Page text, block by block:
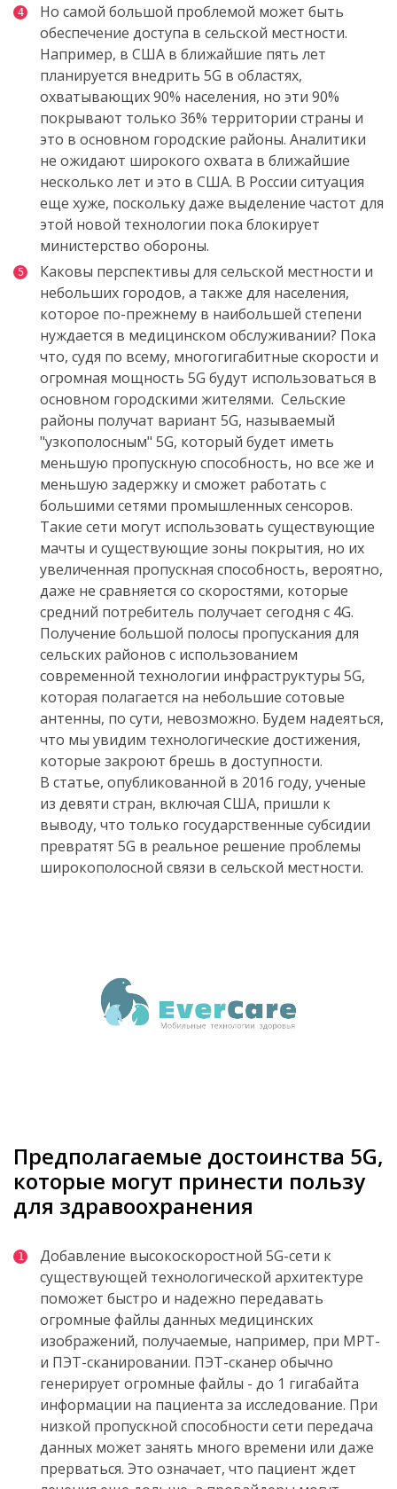
Но самой большой проблемой может быть
обеспечение доступа в сельской местности.
Например, в США в ближайшие пять лет
планируется внедрить 5G в областях,
охватывающих90% населения, но эти 90%
покрывают только 36% территории страны и
это в основном городские районы. Аналитики
не ожидают широкого охвата в ближайшие
несколько лет и это в США. В России ситуация
еще хуже, поскольку даже выделение частот для
этой новой технологии пока блокирует
министерство обороны.
Каковы перспективы для сельской местности и
небольших городов, а также для населения,
которое по-прежнему в наибольшей степени
нуждается в медицинском обслуживании? Пока
что, судя по всему, многогигабитные скорости и
огромная мощность 5G будут использоваться в
основном городскими жителями. Сельские
районы получат вариант 5G, называемый
"узкополосным" 5G, который будет иметь
меньшую пропускную способность, но все же и
меньшую задержку и сможет работать с
большими сетями промышленных сенсоров.
Такие сети могут использовать существующие
мачты и существующие зоны покрытия, но их
увеличенная пропускная способность, вероятно,
даже не сравняется со скоростями, которые
средний потребитель получает сегодня с 4G.
Получение большой полосы пропускания для
сельских районов с использованием
современной технологии инфраструктуры 5G,
которая полагается на небольшие сотовые
антенны, по сути, невозможно. Будем надеяться,
что мы увидим технологические достижения,
которые закроют брешь в доступности.
В статье, опубликованной в 2016 году, ученые
из девяти стран, включая США, пришли к
выводу, что только государственные субсидии
превратят 5G в реальное решение проблемы
широкополосной связи в сельской местности.
Предполагаемые достоинства 5G,
которые могут принести пользу
для здравоохранения
Добавление высокоскоростной 5G-сети к
существующей технологической архитектуре
поможет быстро и надежно передавать
огромные файлы данных медицинских
изображений, получаемые, например, при МРТ-
и ПЭТ-сканировании. ПЭТ-сканер обычно
генерирует огромные файлы - до 1 гигабайта
информации на пациента за исследование. При
низкой пропускной способности сети передача
данных может занять много времени или даже
прерваться. Это означает, что пациент ждет